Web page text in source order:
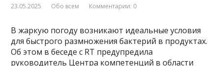
23.05.2025 Обо всем Комментарии: 0
В жаркую погоду возникают идеальные условия
для быстрого размножения бактерий в продуктах.
Об этом в беседе с RT предупредила
руководитель Центра компетенций в области